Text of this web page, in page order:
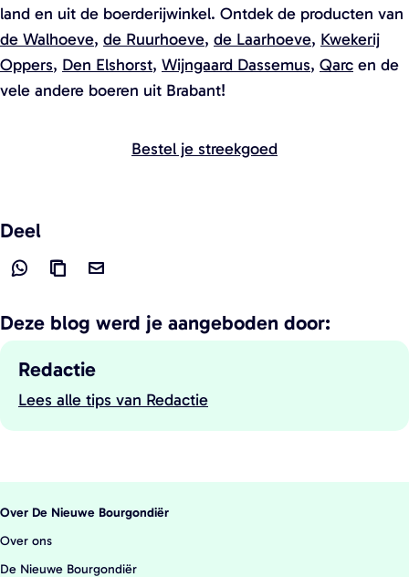
land en uit de boerderijwinkel. Ontdek de producten van
de Walhoeve, de Ruurhoeve, de Laarhoeve, Kwekerij
Oppers, Den Elshorst, Wijngaard Dassemus, Qarc en de
vele andere boeren uit Brabant!
Bestel je streekgoed
Deze blog werd je aangeboden door:
G
Redactie
Lees alle tips van Redactie
Deel
D
e
d
e
z
p
a
g
i
L
n
k
o
p
ë
r
D
e
d
e
z
p
a
Over De Nieuwe Bourgondiër
Over ons
De Nieuwe Bourgondiër